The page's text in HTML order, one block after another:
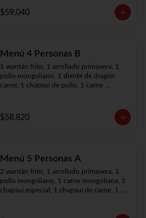
$59.040
Menú 4 Personas B
1 wantán frito, 1 arrollado primavera, 1
pollo mongoliano, 1 diente de dragón
carne, 1 chapsui de pollo, 1 carne
$58.820
Menú 5 Personas A
2 wantán frito, 1 arrollado primavera, 1
pollo mongoliano, 1 carne mongoliana, 1
chapsui especial, 1 chapsui de carne, 1